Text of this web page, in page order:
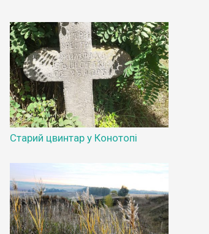
Старий цвинтар у Конотопі